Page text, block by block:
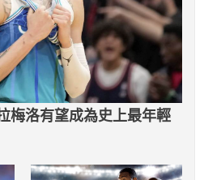
梅洛有望成為史上最年輕